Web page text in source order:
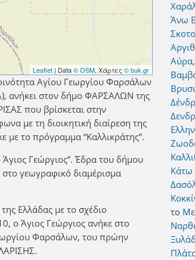
Leaflet | Data© OSM, Χάρτες© buk.gr
Αγίου Γεωργίου Φαρσάλων
ανήκει στον δήμο ΦΑΡΣΑΛΩΝ της
που βρίσκεται στην
με τη διοικητική διαίρεση της
το πρόγραμμα “Καλλικράτης”.
Άγιος Γεώργιος”. Έδρα του δήμου
στο γεωγραφικό διαμέρισμα
Ελλάδας με το σχέδιο
ο Άγιος Γεώργιος ανήκε στο
Φαρσάλων, του πρώην
Άνω
Αύρα,
Κάτω
το